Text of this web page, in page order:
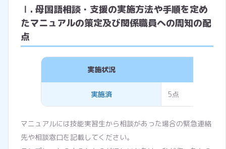
Ⅰ. 母国語相談・支援の実施方法や手順を定め
たマニュアルの策定及び関係職員への周知の配
点
実施状況
実施済 5点
マニュアルには技能実習生から相談があった場合の緊急連絡
先や相談窓口を記載してください。